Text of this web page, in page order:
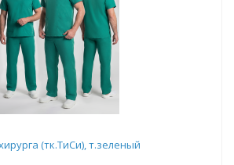
(тк.ТиСи), т.зеленый